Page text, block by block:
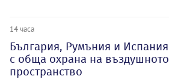
14 часа
България, Румъния и Испания
с обща охрана на въздушното
пространство